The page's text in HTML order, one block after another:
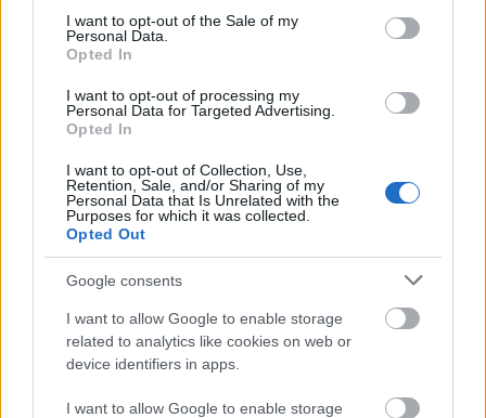
consent section.
I want to opt-out of the Sale of my
Personal Data.
Opted In
I want to opt-out of processing my
Personal Data for Targeted Advertising.
Opted In
I want to opt-out of Collection, Use,
Retention, Sale, and/or Sharing of my
Personal Data that Is Unrelated with the
Purposes for which it was collected.
Opted Out
Google consents
I want to allow Google to enable storage
related to analytics like cookies on web or
device identifiers in apps.
I want to allow Google to enable storage
Jak nazywa się obywatel Peru?
Warianty na pace
Dosięgłaczydosięgnęła , czyli o odmianie między innymi w
czasie przeszłym
Ciekawostki
— Pochodzenie słowaUTC
— Zdrobnienie od
noga się powinęła— O dawnych znaczeniach czasownika
Mogą Cię zainteresować również hasła